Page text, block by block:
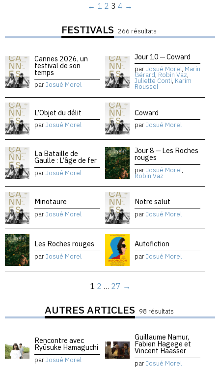
← 1 2 3 4 →
FESTIVALS 266 résultats
Cannes 2026, un
festival de son
temps
parJosué Morel
Jour 10 — Coward
parJosué Morel, Marin
Gérard, Robin Vaz,
Juliette Conti, Karim
Roussel
L’Objet du délit
parJosué Morel
Coward
parJosué Morel
La Bataille de
Gaulle : L’âge de fer
parJosué Morel
Jour 8 — Les Roches
rouges
parJosué Morel,
Robin Vaz
Minotaure
parJosué Morel
Notre salut
parJosué Morel
Les Roches rouges
parJosué Morel
Autofiction
parJosué Morel
1 2 … 27 →
AUTRES ARTICLES 98 résultats
Rencontre avec
Ryūsuke Hamaguchi
parJosué Morel
Guillaume Namur,
Fabien Hagege et
Vincent Haasser
parJosué Morel